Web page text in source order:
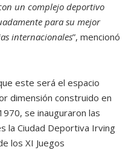
un complejo deportivo
para su mejor
internacionales”, mencionó
este será el espacio
dimensión construido en
se inauguraron las
la Ciudad Deportiva Irving
los XI Juegos